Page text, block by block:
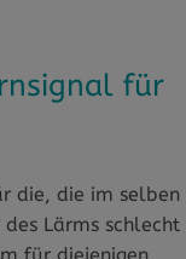
für
die, die im selben
Lärms schlecht